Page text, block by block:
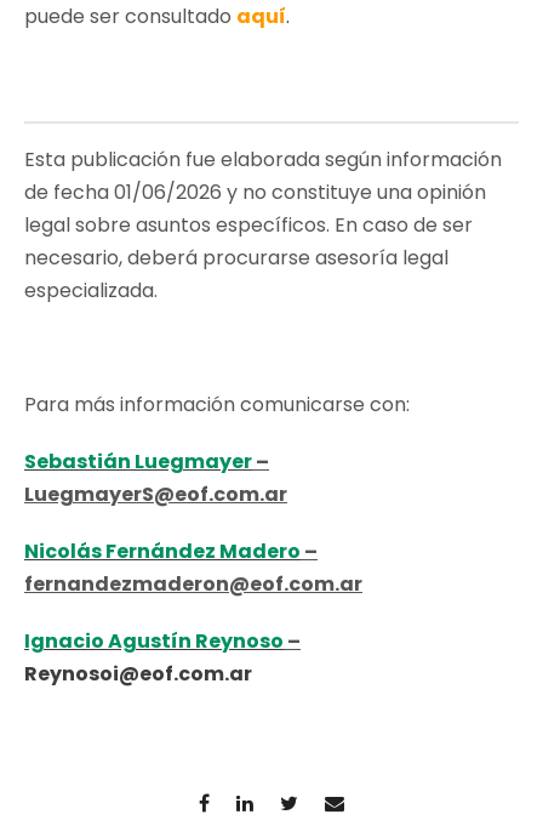
puede ser consultado aquí.
Esta publicación fue elaborada según información
de fecha 01/06/2026 y no constituye una opinión
legal sobre asuntos específicos. En caso de ser
necesario, deberá procurarse asesoría legal
especializada.
Para más información comunicarse con:
Sebastián Luegmayer–
LuegmayerS@eof.com.ar
Nicolás Fernández Madero –
fernandezmaderon@eof.com.ar
Ignacio Agustín Reynoso –
Reynosoi@eof.com.ar